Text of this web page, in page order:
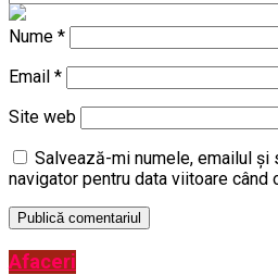
Nume *
Email *
Site web
Salvează-mi numele, emailul
navigator pentru data viitoare când
Afaceri